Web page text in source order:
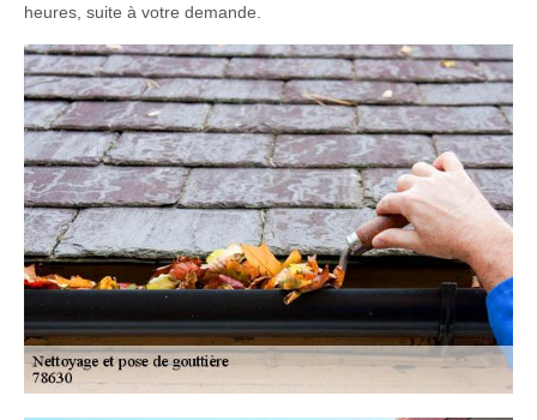
heures, suite à votre demande.